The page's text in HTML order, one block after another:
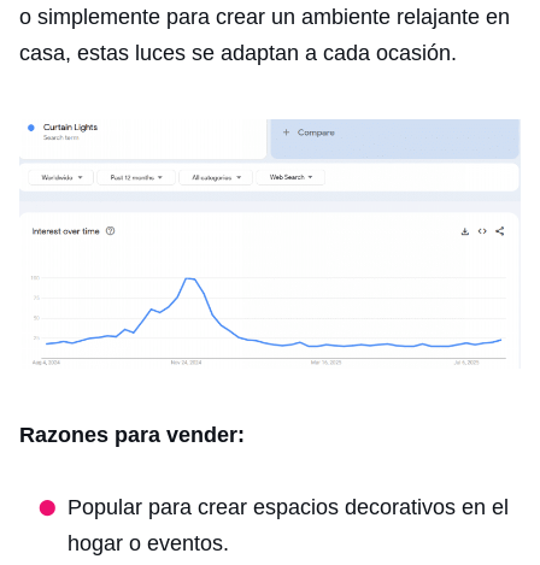
o simplemente para crear un ambiente relajante en
casa, estas luces se adaptan a cada ocasión.
Razones para vender:
Popular para crear espacios decorativos en el
hogar o eventos.